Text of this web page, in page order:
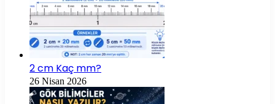
2 cm Kaç mm?
26 Nisan 2026